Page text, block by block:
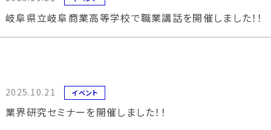
岐阜県立岐阜商業高等学校で職業講話を開催しました！！
2025.10.21 イベント
業界研究セミナーを開催しました！！